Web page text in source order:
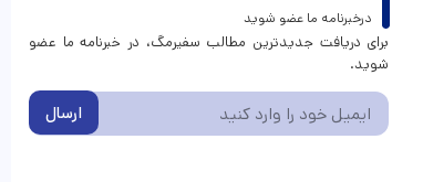
درخبرنامه ما عضو شوید
برای دریافت جدیدترین مطالب سفیرمگ، در خبرنامه ما عضو
شوید.
ارسال